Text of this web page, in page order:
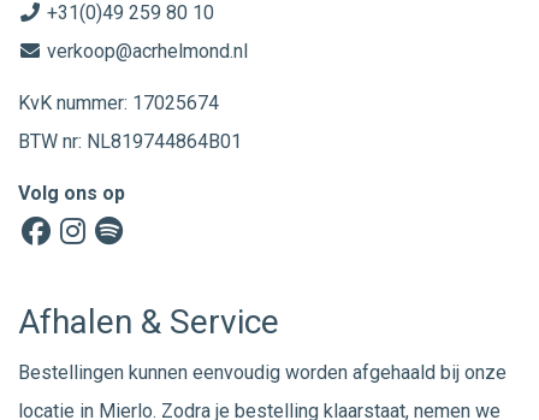
+31(0)49 259 80 10
verkoop@acrhelmond.nl
KvK nummer: 17025674
BTW nr: NL819744864B01
Volg ons op
Afhalen & Service
Bestellingen kunnen eenvoudig worden afgehaald bij onze
locatie in Mierlo. Zodra je bestelling klaarstaat, nemen we